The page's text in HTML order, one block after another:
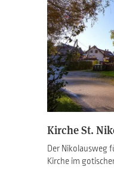
Kirche St.
Der Nikolausweg
Kirche im